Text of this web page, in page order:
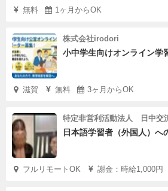
無料 1ヶ月からOK
株式会社irodori
小中学生向けオンライン学
滋賀 無料 3ヶ月からOK
特定非営利活動法人 日中交
日本語学習者（外国人）へ
フルリモートOK 謝金：時給1,000円